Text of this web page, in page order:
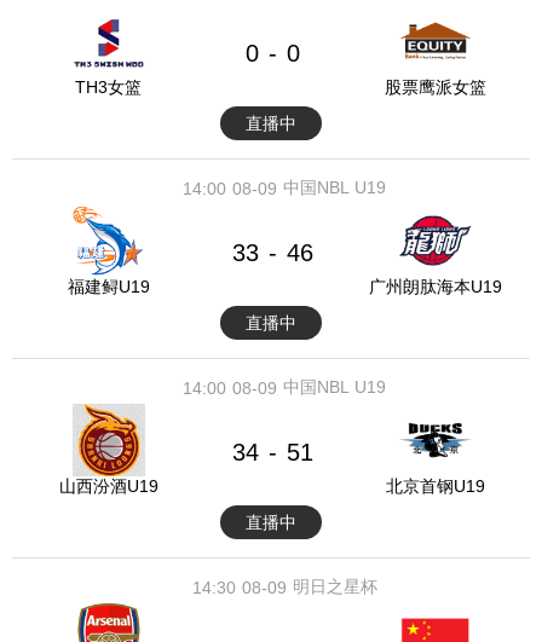
TH3女篮
0 - 0
股票鹰派女篮
直播中
08-09
14:00 中国NBL U19
福建鲟U19
33 - 46
广州朗肽海本U19
直播中
08-09
14:00 中国NBL U19
山西汾酒U19
34 - 51
北京首钢U19
直播中
08-09
14:30 明日之星杯